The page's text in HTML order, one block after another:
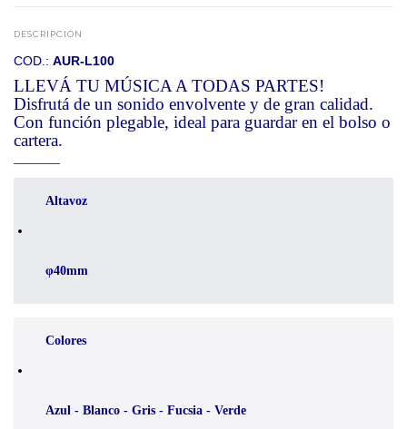
DESCRIPCIÓN
COD.: AUR-L100
LLEVÁ TU MÚSICA A TODAS PARTES!
Disfrutá de un sonido envolvente y de gran calidad.
Con función plegable, ideal para guardar en el bolso o
cartera.
Altavoz
φ40mm
Colores
Azul - Blanco - Gris - Fucsia - Verde